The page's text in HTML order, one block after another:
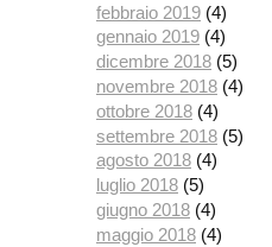
febbraio 2019 (4)
gennaio 2019 (4)
dicembre 2018 (5)
novembre 2018 (4)
ottobre 2018 (4)
settembre 2018 (5)
agosto 2018 (4)
luglio 2018 (5)
giugno 2018 (4)
maggio 2018 (4)